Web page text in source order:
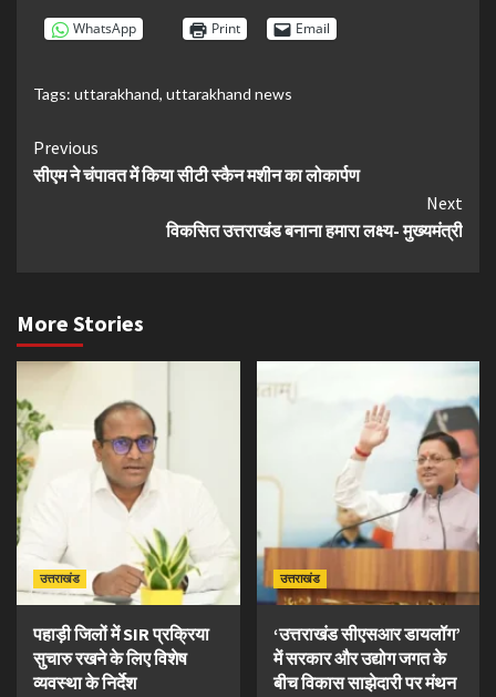
WhatsApp Print Email
Tags: uttarakhand, uttarakhand news
Continue
Reading
Previous
सीएम ने चंपावत में किया सीटी स्कैन मशीन का लोकार्पण
Next
विकसित उत्तराखंड बनाना हमारा लक्ष्य- मुख्यमंत्री
More Stories
उत्तराखंड
पहाड़ी जिलों में SIR प्रक्रिया
सुचारु रखने के लिए विशेष
व्यवस्था के निर्देश
उत्तराखंड
‘उत्तराखंड सीएसआर डायलॉग’
में सरकार और उद्योग जगत के
बीच विकास साझेदारी पर मंथन